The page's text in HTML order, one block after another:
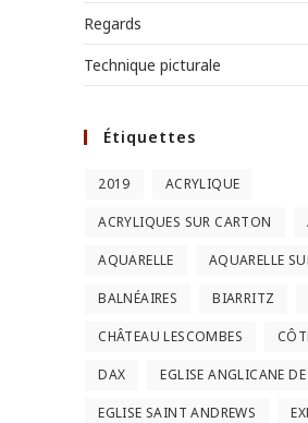
Regards
Technique picturale
Étiquettes
2019 ACRYLIQUE
ACRYLIQUES SUR CARTON
AQUARELLE AQUARELLE
BALNÉAIRES BIARRITZ
CHÂTEAU LESCOMBES
DAX EGLISE ANGLICANE
EGLISE SAINT ANDREWS